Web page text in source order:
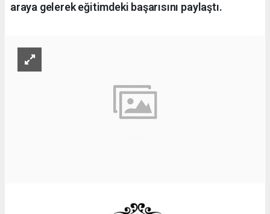
araya gelerek eğitimdeki başarısını paylaştı.